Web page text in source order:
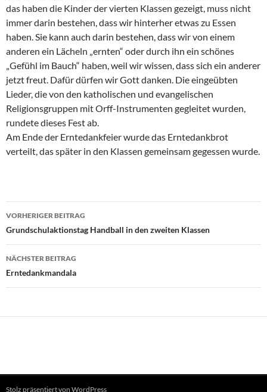
das haben die Kinder der vierten Klassen gezeigt, muss nicht
immer darin bestehen, dass wir hinterher etwas zu Essen
haben. Sie kann auch darin bestehen, dass wir von einem
anderen ein Lächeln „ernten“ oder durch ihn ein schönes
„Gefühl im Bauch“ haben, weil wir wissen, dass sich ein anderer
jetzt freut. Dafür dürfen wir Gott danken. Die eingeübten
Lieder, die von den katholischen und evangelischen
Religionsgruppen mit Orff-Instrumenten gegleitet wurden,
rundete dieses Fest ab.
Am Ende der Erntedankfeier wurde das Erntedankbrot
verteilt, das später in den Klassen gemeinsam gegessen wurde.
Beitragsnavigation
VORHERIGER BEITRAG
Grundschulaktionstag Handball in den zweiten Klassen
NÄCHSTER BEITRAG
Erntedankmandala
Stolz präsentiert von WordPress